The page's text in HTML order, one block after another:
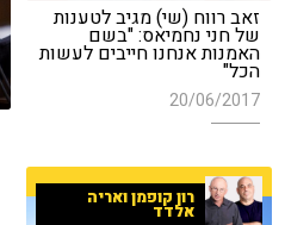
זאב רווח (שי) מגיב לטענות
של חני נחמיאס: "בשם
האמנות אנחנו חייבים לעשות
הכל"
20/06/2017
רון קופמן ואריה
אלדד